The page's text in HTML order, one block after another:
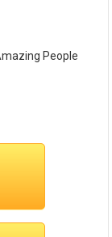
People